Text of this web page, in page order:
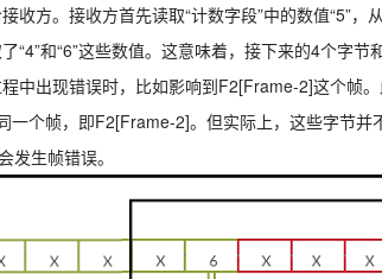
收方。接收方首先读取“计数字段”中的数值“5”
“4”和“6”这些数值。这意味着，接下来的4个字节
中出现错误时，比如影响到F2[Frame-2]这个帧
一个帧，即F2[Frame-2]。但实际上，这些字节
发生帧错误。